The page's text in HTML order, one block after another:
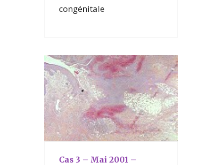
congénitale
Cas 3 – Mai 2001 –